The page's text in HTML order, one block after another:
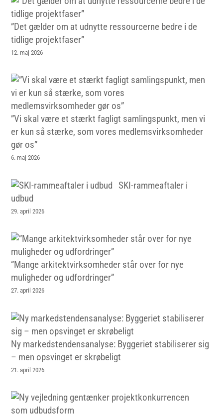
”Det gælder om at udnytte ressourcerne bedre i de
tidlige projektfaser”
12. maj 2026
”Vi skal være et stærkt fagligt samlingspunkt, men vi
er kun så stærke, som vores medlemsvirksomheder
gør os”
6. maj 2026
SKI-rammeaftaler i
udbud
29. april 2026
”Mange arkitektvirksomheder står over for nye
muligheder og udfordringer”
27. april 2026
Ny markedstendensanalyse: Byggeriet stabiliserer sig
– men opsvinget er skrøbeligt
21. april 2026